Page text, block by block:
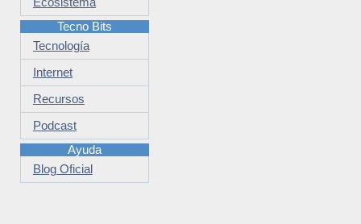
Tecno Bits
Tecnología
Internet
Recursos
Podcast
Ayuda
Blog Oficial